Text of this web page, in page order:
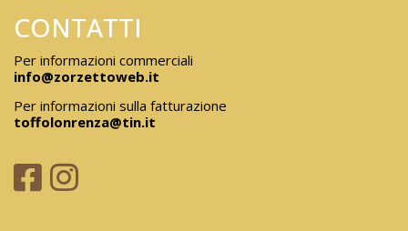
CONTATTI
Per informazioni commerciali
info@zorzettoweb.it
Per informazioni sulla fatturazione
toffolonrenza@tin.it